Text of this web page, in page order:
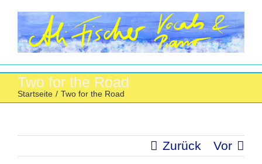
Inhalt
springen
Two for the Road
Startseite / Two for the Road
Zurück Vor